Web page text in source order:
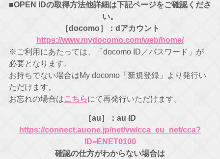
■OPEN IDの取得方法他詳細は下記ページをご確認くださ
い。
［docomo］：dアカウント
https://www.mydocomo.com/web/home/
※ご利用にあたっては、「docomo ID／パスワード」が
必要となります。
お持ちでない場合はMy docomo「新規登録」より発行い
ただけます。
お忘れの場合はこちらにて再発行いただけます。
［au］：au ID
https://connect.auone.jp/net/vw/cca_eu_net/cca?
ID=ENET0100
確認の仕方がわからない場合は